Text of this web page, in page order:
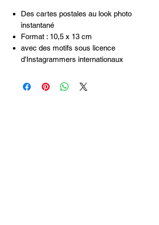
Des cartes postales au look photo
instantané
Format : 10,5 x 13 cm
avec des motifs sous licence
d'Instagrammers internationaux